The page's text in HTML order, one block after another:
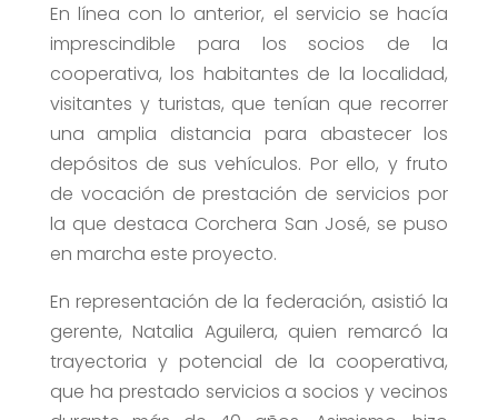
En línea con lo anterior, el servicio se hacía
imprescindible para los socios de la
cooperativa, los habitantes de la localidad,
visitantes y turistas, que tenían que recorrer
una amplia distancia para abastecer los
depósitos de sus vehículos. Por ello, y fruto
de vocación de prestación de servicios por
la que destaca Corchera San José, se puso
en marcha este proyecto.
En representación de la federación, asistió la
gerente, Natalia Aguilera, quien remarcó la
trayectoria y potencial de la cooperativa,
que ha prestado servicios a socios y vecinos